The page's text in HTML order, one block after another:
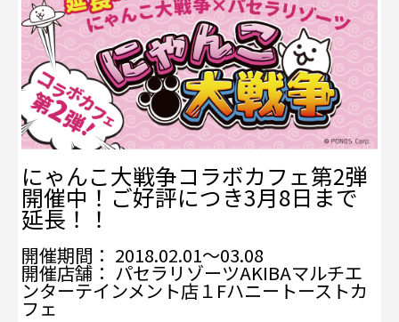
にゃんこ大戦争コラボカフェ第2弾
開催中！ご好評につき3月8日まで
延長！！
開催期間： 2018.02.01～03.08
開催店舗： パセラリゾーツAKIBAマルチエ
ンターテインメント店１Fハニートーストカ
フェ